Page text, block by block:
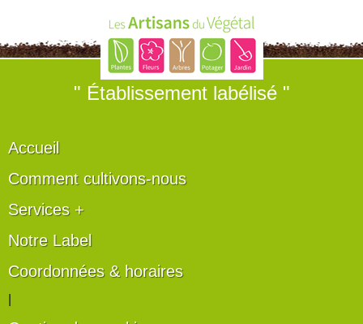
" Établissement labélisé "
Accueil
Comment cultivons-nous
Services +
Notre Label
Coordonnées & horaires